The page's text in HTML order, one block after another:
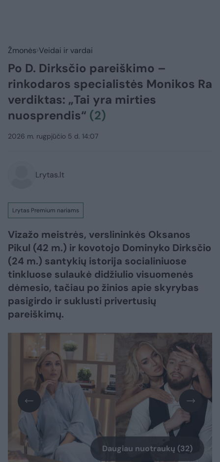
Žmonės Veidai ir vardai
Po D. Dirksčio pareiškimo –
rinkodaros specialistės Monikos Ra
verdiktas: „Tai yra mirties
nuosprendis“ (2)
2026 m. rugpjūčio 5 d. 14:07
Lrytas.lt
Lrytas Premium nariams
Vizažo meistrės, verslininkės Oksanos
Pikul (42 m.) ir kovotojo Dominyko Dirksčio
(24 m.) santykių istorija socialiniuose
tinkluose sulaukė didžiulio visuomenės
dėmesio, tačiau po žinios apie skyrybas
pasigirdo ir suklusti privertusių
pareiškimų.
Daugiau nuotraukų (32)